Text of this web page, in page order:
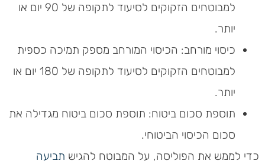
למבוטחים הזקוקים לסיעוד לתקופה של 90 יום או
יותר.
כיסוי מורחב: הכיסוי המורחב מספק תמיכה כספית
למבוטחים הזקוקים לסיעוד לתקופה של 180 יום או
יותר.
תוספת סכום ביטוח: תוספת סכום ביטוח מגדילה את
סכום הכיסוי הביטוחי.
כדי לממש את הפוליסה, על המבוטח להגיש תביעה